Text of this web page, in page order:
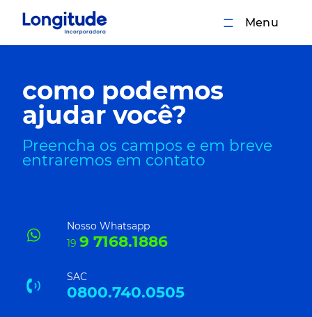
Menu
como podemos
ajudar você?
Preencha os campos e em breve
entraremos em contato
Nosso Whatsapp
19 9 7168.1886
SAC
0800.740.0505